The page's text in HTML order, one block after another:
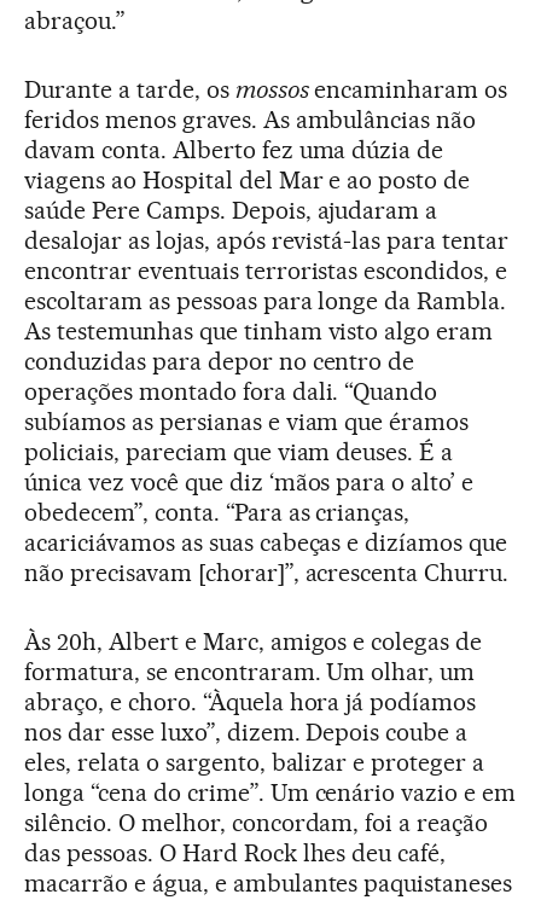
abraçou.”
Durante a tarde, os mossosencaminharam os
feridos menos graves. As ambulâncias não
davam conta. Alberto fez uma dúzia de
viagens ao Hospital del Mar e ao posto de
saúde Pere Camps. Depois, ajudaram a
desalojar as lojas, após revistá-las para tentar
encontrar eventuais terroristas escondidos, e
escoltaram as pessoas para longe da Rambla.
As testemunhas que tinham visto algo eram
conduzidas para depor no centro de
operações montado fora dali. “Quando
subíamos as persianas e viam que éramos
policiais, pareciam que viam deuses. É a
única vez você que diz ‘mãos para o alto’ e
obedecem”, conta. “Para as crianças,
acariciávamos as suas cabeças e dizíamos que
não precisavam [chorar]”, acrescenta Churru.
Às 20h, Albert e Marc, amigos e colegas de
formatura, se encontraram. Um olhar, um
abraço, e choro. “Àquela hora já podíamos
nos dar esse luxo”, dizem. Depois coube a
eles, relata o sargento, balizar e proteger a
longa “cena do crime”. Um cenário vazio e em
silêncio. O melhor, concordam, foi a reação
das pessoas. O Hard Rock lhes deu café,
macarrão e água, e ambulantes paquistaneses